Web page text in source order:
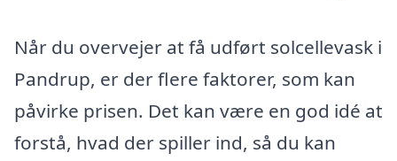
Når du overvejer at få udført solcellevask i
Pandrup, er der flere faktorer, som kan
påvirke prisen. Det kan være en god idé at
forstå, hvad der spiller ind, så du kan